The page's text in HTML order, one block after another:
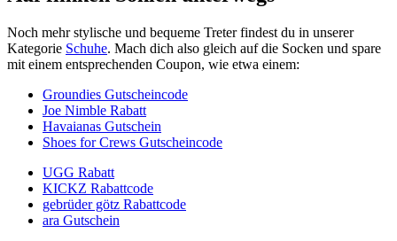
Noch mehr stylische und bequeme Treter findest du in unserer
Kategorie Schuhe. Mach dich also gleich auf die Socken und spare
mit einem entsprechenden Coupon, wie etwa einem:
Groundies Gutscheincode
Joe Nimble Rabatt
Havaianas Gutschein
Shoes for Crews Gutscheincode
UGG Rabatt
KICKZ Rabattcode
gebrüder götz Rabattcode
ara Gutschein